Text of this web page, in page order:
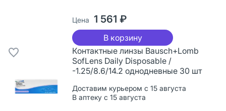
Цена 1 561 ₽
В корзину
Контактные линзы Bausch+Lomb
SofLens Daily Disposable /
-1.25/8.6/14.2 однодневные 30 шт
Доставим курьером с 15 августа
В аптеку с 15 августа